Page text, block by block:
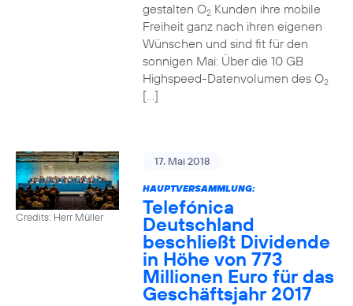
gestalten O2Kunden ihre mobile
Freiheit ganz nach ihren eigenen
Wünschen und sind fit für den
sonnigen Mai: Über die 10 GB
Highspeed-Datenvolumen des O2
[…]
Credits: Herr Müller
17. Mai 2018
HAUPTVERSAMMLUNG:
Telefónica
Deutschland
beschließt Dividende
in Höhe von 773
Millionen Euro für das
Geschäftsjahr 2017